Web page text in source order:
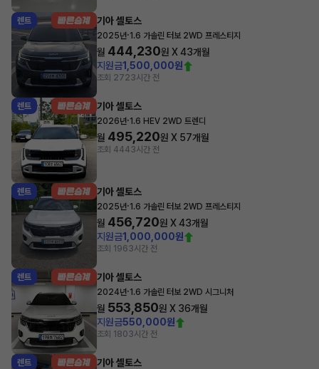
렌트 기아 셀토스
2025년·1.6 가솔린 터보 2WD 프레스티지
월 444,230원 X43개월
지원금1,500,000원
조회 2723시간 전
렌트 기아 셀토스
2026년·1.6 HEV 2WD 트렌디
월 495,220원 X 57개월
조회 4443시간 전
렌트 기아 셀토스
2025년·1.6 가솔린 터보 2WD 프레스티지
월 456,720원 X43개월
지원금1,000,000원
조회 1963시간 전
렌트 기아 셀토스
2024년·1.6 가솔린 터보 2WD 시그니처
월 553,850원 X 36개월
지원금550,000원
조회 1803시간 전
렌트 기아 셀토스